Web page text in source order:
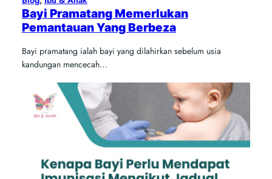
Bayi Pramatang Memerlukan
Pemantauan Yang Berbeza
Bayi pramatang ialah bayi yang dilahirkan sebelum usia
kandungan mencecah…